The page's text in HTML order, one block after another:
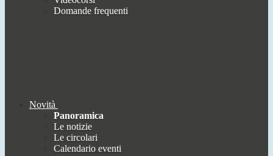
Domande frequenti
Novità
Panoramica
Le notizie
Le circolari
Calendario eventi